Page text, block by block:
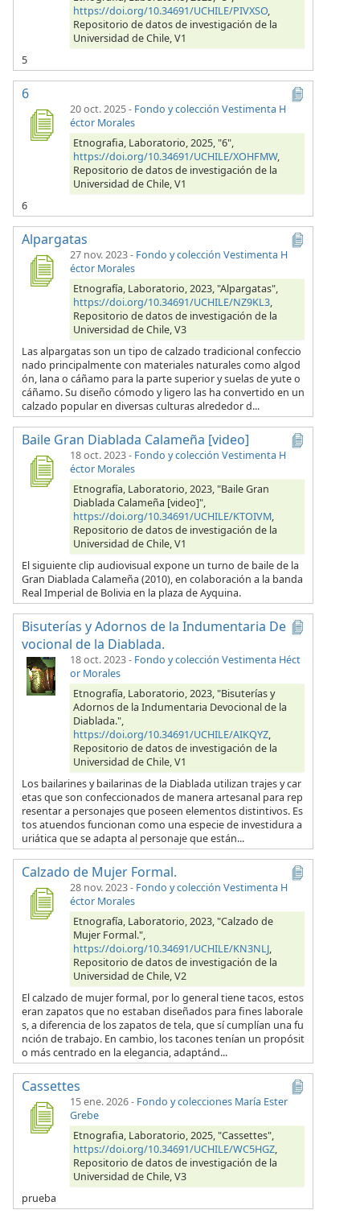
https://doi.org/10.34691/UCHILE/PIVXSO,
Repositorio de datos de investigación de la
Universidad de Chile, V1
5
6
20 oct. 2025- Fondo y colección Vestimenta H
éctor Morales
Etnografia, Laboratorio, 2025, "6",
https://doi.org/10.34691/UCHILE/XOHFMW,
Repositorio de datos de investigación de la
Universidad de Chile, V1
6
Alpargatas
27 nov. 2023- Fondo y colección Vestimenta H
éctor Morales
Etnografía, Laboratorio, 2023, "Alpargatas",
https://doi.org/10.34691/UCHILE/NZ9KL3,
Repositorio de datos de investigación de la
Universidad de Chile, V3
Las alpargatas son un tipo de calzado tradicional confeccio
nado principalmente con materiales naturales como algod
ón, lana o cáñamo para la parte superior y suelas de yute o
cáñamo. Su diseño cómodo y ligero las ha convertido en un
calzado popular en diversas culturas alrededor d...
Baile Gran Diablada Calameña [video]
18 oct. 2023- Fondo y colección Vestimenta H
éctor Morales
Etnografía, Laboratorio, 2023, "Baile Gran
Diablada Calameña [video]",
https://doi.org/10.34691/UCHILE/KTOIVM,
Repositorio de datos de investigación de la
Universidad de Chile, V1
El siguiente clip audiovisual expone un turno de baile de la
Gran Diablada Calameña (2010), en colaboración a la banda
Real Imperial de Bolivia en la plaza de Ayquina.
Bisuterías y Adornos de la Indumentaria De
vocional de la Diablada.
18 oct. 2023- Fondo y colección Vestimenta Héct
or Morales
Etnografía, Laboratorio, 2023, "Bisuterías y
Adornos de la Indumentaria Devocional de la
Diablada.",
https://doi.org/10.34691/UCHILE/AIKQYZ,
Repositorio de datos de investigación de la
Universidad de Chile, V1
Los bailarines y bailarinas de la Diablada utilizan trajes y car
etas que son confeccionados de manera artesanal para rep
resentar a personajes que poseen elementos distintivos. Es
tos atuendos funcionan como una especie de investidura a
uriática que se adapta al personaje que están...
Calzado de Mujer Formal.
28 nov. 2023- Fondo y colección Vestimenta H
éctor Morales
Etnografía, Laboratorio, 2023, "Calzado de
Mujer Formal.",
https://doi.org/10.34691/UCHILE/KN3NLJ,
Repositorio de datos de investigación de la
Universidad de Chile, V2
El calzado de mujer formal, por lo general tiene tacos, estos
eran zapatos que no estaban diseñados para fines laborale
s, a diferencia de los zapatos de tela, que sí cumplían una fu
nción de trabajo. En cambio, los tacones tenían un propósit
o más centrado en la elegancia, adaptánd...
Cassettes
15 ene. 2026- Fondo y colecciones María Ester
Grebe
Etnografia, Laboratorio, 2025, "Cassettes",
https://doi.org/10.34691/UCHILE/WC5HGZ,
Repositorio de datos de investigación de la
Universidad de Chile, V3
prueba